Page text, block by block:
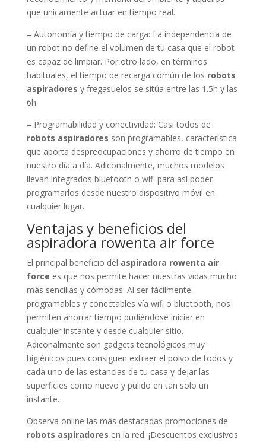
que unicamente actuar en tiempo real.
– Autonomía y tiempo de carga: La independencia de
un robot no define el volumen de tu casa que el robot
es capaz de limpiar. Por otro lado, en términos
habituales, el tiempo de recarga común de los robots
aspiradores y fregasuelos se sitúa entre las 1.5h y las
6h.
– Programabilidad y conectividad: Casi todos de
robots aspiradores son programables, característica
que aporta despreocupaciones y ahorro de tiempo en
nuestro día a día. Adiconalmente, muchos modelos
llevan integrados bluetooth o wifi para así poder
programarlos desde nuestro dispositivo móvil en
cualquier lugar.
Ventajas y beneficios del
aspiradora rowenta air force
El principal beneficio del aspiradora rowenta air
force es que nos permite hacer nuestras vidas mucho
más sencillas y cómodas. Al ser fácilmente
programables y conectables vía wifi o bluetooth, nos
permiten ahorrar tiempo pudiéndose iniciar en
cualquier instante y desde cualquier sitio.
Adiconalmente son gadgets tecnológicos muy
higiénicos pues consiguen extraer el polvo de todos y
cada uno de las estancias de tu casa y dejar las
superficies como nuevo y pulido en tan solo un
instante.
Observa online las más destacadas promociones de
robots aspiradores en la red. ¡Descuentos exclusivos